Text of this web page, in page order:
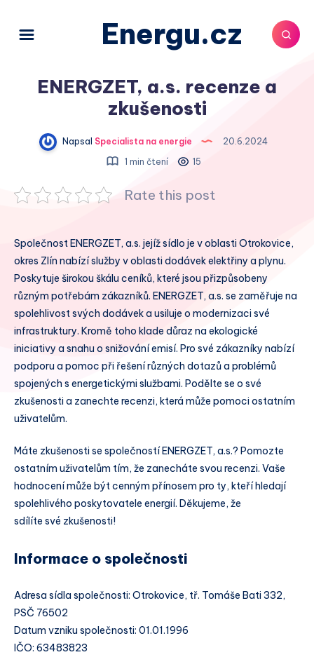
Energu.cz
ENERGZET, a.s. recenze a
zkušenosti
Napsal Specialista na energie
20.6.2024
1 min čtení
15
Rate this post
Společnost ENERGZET, a.s. jejíž sídlo je v oblasti Otrokovice,
okres Zlín nabízí služby v oblasti dodávek elektřiny a plynu.
Poskytuje širokou škálu ceníků, které jsou přizpůsobeny
různým potřebám zákazníků. ENERGZET, a.s. se zaměřuje na
spolehlivost svých dodávek a usiluje o modernizaci své
infrastruktury. Kromě toho klade důraz na ekologické
iniciativy a snahu o snižování emisí. Pro své zákazníky nabízí
podporu a pomoc při řešení různých dotazů a problémů
spojených s energetickými službami. Podělte se o své
zkušenosti a zanechte recenzi, která může pomoci ostatním
uživatelům.
Máte zkušenosti se společností ENERGZET, a.s.? Pomozte
ostatním uživatelům tím, že zanecháte svou recenzi. Vaše
hodnocení může být cenným přínosem pro ty, kteří hledají
spolehlivého poskytovatele energií. Děkujeme, že
sdílíte své zkušenosti!
Informace o společnosti
Adresa sídla společnosti: Otrokovice, tř. Tomáše Bati 332,
PSČ 76502
Datum vzniku společnosti: 01.01.1996
IČO: 63483823